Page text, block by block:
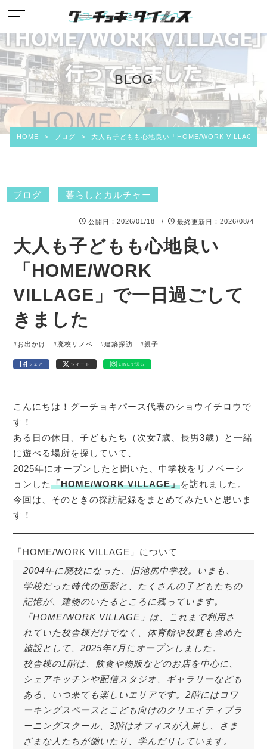
BLOG
HOME > ブログ > 大人も子どもも心地良い「HOME/WORK VILLAGE」
ブログ 暮らしとカルチャー
公開日 ：2026/01/18 / 最終更新日 ：2026/08/4
大人も子どもも心地良い
「HOME/WORK
VILLAGE」で一日過ごして
きました
#お出かけ #廃校リノベ #建築探訪 #親子
シェア ツイート LINEで送る
こんにちは！グーチョキパース代表のショウイチロウで
す！
ある日の休日、子どもたち（次女7歳、長男3歳）と一緒
に遊べる場所を探していて、
2025年にオープンしたと聞いた、中学校をリノベーシ
ョンした「HOME/WORK VILLAGE」を訪れました。
今回は、そのときの探訪記録をまとめてみたいと思いま
す！
「HOME/WORK VILLAGE」について
2004年に廃校になった、旧池尻中学校。いまも、
学校だった時代の面影と、たくさんの子どもたちの
記憶が、建物のいたるところに残っています。
「HOME/WORK VILLAGE」は、これまで利用さ
れていた校舎棟だけでなく、体育館や校庭も含めた
施設として、2025年7月にオープンしました。
校舎棟の1階は、飲食や物販などのお店を中心に、
シェアキッチンや配信スタジオ、ギャラリーなども
ある、いつ来ても楽しいエリアです。2階にはコワ
ーキングスペースとこども向けのクリエイティブラ
ーニングスクール、3階はオフィスが入居し、さま
ざまな人たちが働いたり、学んだりしています。